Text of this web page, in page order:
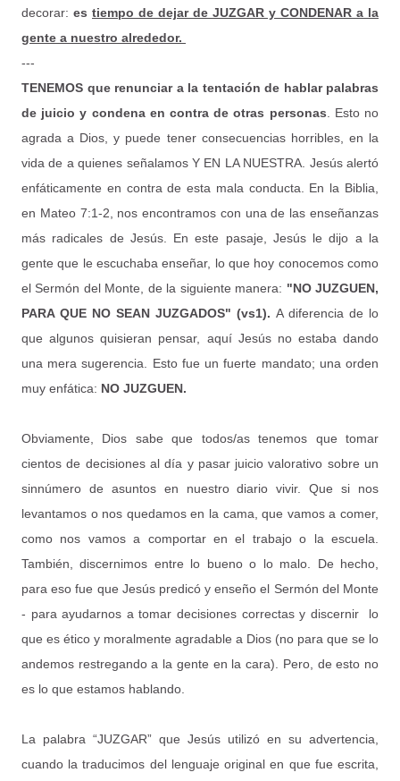
decorar: es tiempo de dejar de JUZGAR y CONDENAR a la
gente a nuestro alrededor.
---
TENEMOS que renunciar a la tentación de hablar palabras
de juicio y condena en contra de otras personas . Esto no
agrada a Dios, y puede tener consecuencias horribles, en la
vida de a quienes señalamos Y EN LA NUESTRA. Jesús alertó
enfáticamente en contra de esta mala conducta. En la Biblia,
en Mateo 7:1-2, nos encontramos con una de las enseñanzas
más radicales de Jesús. En este pasaje, Jesús le dijo a la
gente que le escuchaba enseñar, lo que hoy conocemos como
el Sermón del Monte, de la siguiente manera: "NO JUZGUEN,
PARA QUE NO SEAN JUZGADOS" (vs1). A diferencia de lo
que algunos quisieran pensar, aquí Jesús no estaba dando
una mera sugerencia. Esto fue un fuerte mandato; una orden
muy enfática: NO JUZGUEN.
Obviamente, Dios sabe que todos/as tenemos que tomar
cientos de decisiones al día y pasar juicio valorativo sobre un
sinnúmero de asuntos en nuestro diario vivir. Que si nos
levantamos o nos quedamos en la cama, que vamos a comer,
como nos vamos a comportar en el trabajo o la escuela.
También, discernimos entre lo bueno o lo malo. De hecho,
para eso fue que Jesús predicó y enseño el Sermón del Monte
- para ayudarnos a tomar decisiones correctas y discernir lo
que es ético y moralmente agradable a Dios (no para que se lo
andemos restregando a la gente en la cara). Pero, de esto no
es lo que estamos hablando.
La palabra “JUZGAR” que Jesús utilizó en su advertencia,
cuando la traducimos del lenguaje original en que fue escrita,